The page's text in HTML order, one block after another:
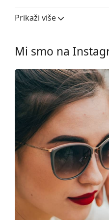
Širina leće:
Okviri
Oblik okvira:
Boja okvira:
Materijal okvira:
Veličina:
Širina:
Dužina drškice:
Širina mosta:
Prilagodljivi jastučići za
Prikaži više
Mi smo na